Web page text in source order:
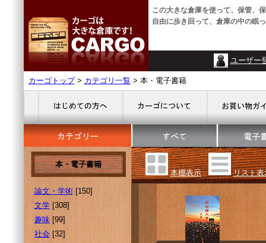
この大きな倉庫を使って、保管、
自由に歩き回って、倉庫の中の眠
ユーザー
カーゴトップ> カテゴリ一覧 > 本・電子書籍
本・電子書籍
論文・学術[150]
文学[308]
趣味[99]
社会[32]
本棚表示 リスト表